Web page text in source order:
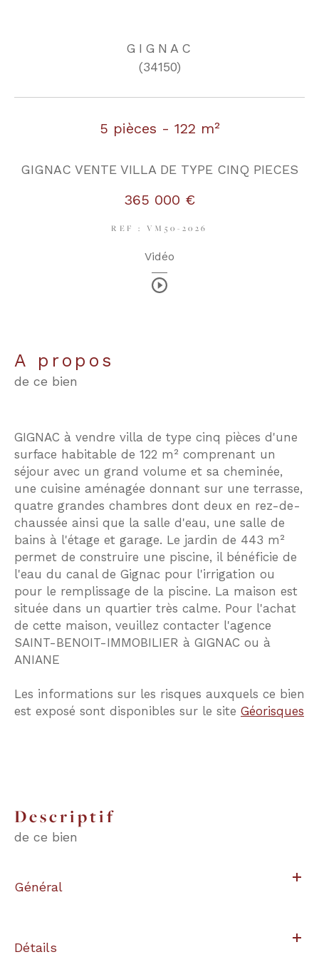
GIGNAC
(34150)
5 pièces - 122 m²
GIGNAC VENTE VILLA DE TYPE CINQ PIECES
365 000 €
REF : VM50-2026
Vidéo
a propos
de ce bien
GIGNAC à vendre villa de type cinq pièces d'une
surface habitable de 122 m² comprenant un
séjour avec un grand volume et sa cheminée,
une cuisine aménagée donnant sur une terrasse,
quatre grandes chambres dont deux en rez-de-
chaussée ainsi que la salle d'eau, une salle de
bains à l'étage et garage. Le jardin de 443 m²
permet de construire une piscine, il bénéficie de
l'eau du canal de Gignac pour l'irrigation ou
pour le remplissage de la piscine. La maison est
située dans un quartier très calme. Pour l'achat
de cette maison, veuillez contacter l'agence
SAINT-BENOIT-IMMOBILIER à GIGNAC ou à
ANIANE
Les informations sur les risques auxquels ce bien
est exposé sont disponibles sur le site Géorisques
descriptif
de ce bien
Général
Détails
COUPS DE COEUR EXCLUSIVITÉS